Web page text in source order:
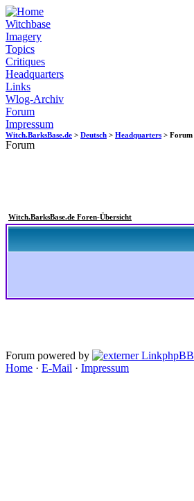
Witchbase
Imagery
Topics
Critiques
Headquarters
Links
Wlog-Archiv
Forum
Impressum
Witch.BarksBase.de > Deutsch > Headquarters > Forum
Forum
Witch.BarksBase.de Foren-Übersicht
Forum powered by phpBB
Home · E-Mail · Impressum